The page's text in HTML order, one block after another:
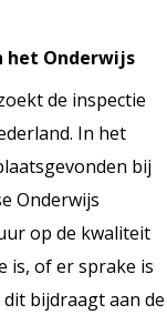
het Onderwijs
de inspectie
In het
bij
Onderwijs
op de kwaliteit
is, of er sprake is
bijdraagt aan de